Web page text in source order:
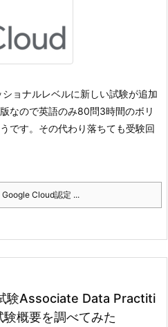
ョナルレベルに新しい試験が追加
なので英語のみ80問3時間のボリ
です。 その代わり落ちても受験回
Google Cloud認定 ...
験Associate Data Practiti
概要を調べてみた